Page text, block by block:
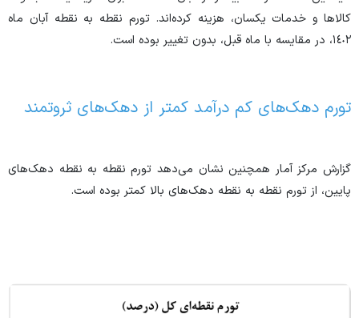
کالا‌ها و خدمات یکسان، هزینه کرده‌اند. تورم نقطه به نقطه آبان ماه
١٤٠٢، در مقایسه با ماه قبل، بدون تغییر بوده است.
تورم دهک‌های کم درآمد کمتر از دهک‌های ثروتمند
گزارش مرکز آمار همچنین نشان می‌دهد تورم نقطه به نقطه دهک‌های
پایین، از تورم نقطه به نقطه دهک‌های بالا کمتر بوده است.